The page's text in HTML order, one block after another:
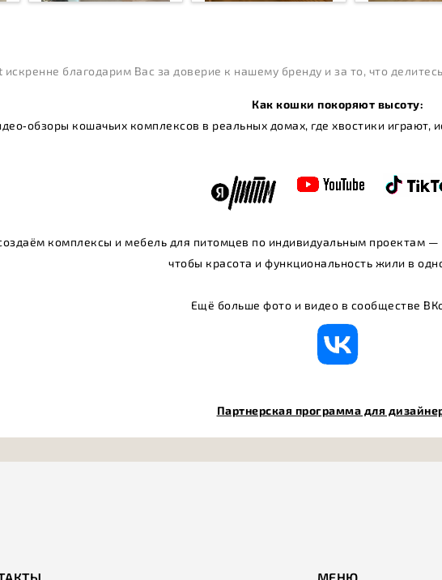
благодарим Вас за доверие к нашему бренду и за то, что
Как кошки покоряют высоту:
кошачьих комплексов в реальных домах, где хвостики играют,
комплексы и мебель для питомцев по индивидуальным проектам —
чтобы красота и функциональность жили в
Ещё больше фото и видео в сообществе
Партнерская программа для